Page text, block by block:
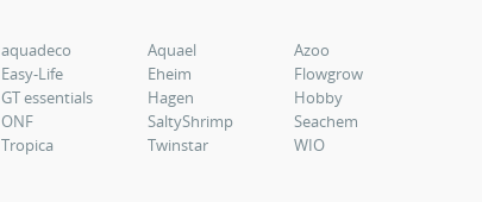
aquadeco Aquael
Azoo
Easy-Life Eheim
Flowgrow
GT essentials Hagen
Hobby
ONF SaltyShrimp
Seachem
Tropica Twinstar WIO